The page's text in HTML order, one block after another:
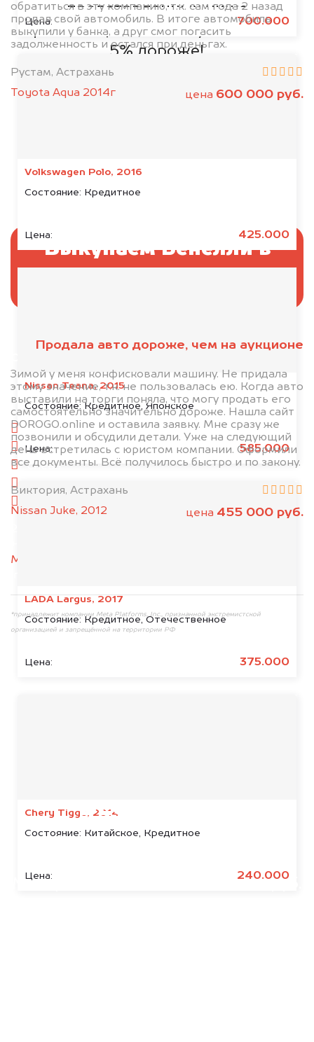
Цена: 700.000
Volkswagen Polo, 2016
Состояние: Кредитное
Цена: 425.000
Nissan Teana, 2015
Состояние: Кредитное, Японское
Цена: 585.000
LADA Largus, 2017
Состояние: Кредитное, Отечественное
Цена: 375.000
Chery Tiggo, 2014
Состояние: Китайское, Кредитное
Цена: 240.000
обратиться в эту компанию, т.к. сам года 2 назад
продал свой автомобиль. В итоге автомобиль
выкупили у банка, а друг смог погасить
задолженность и остался при деньгах.
Рустам, Астрахань
Toyota Aqua 2014г
цена 600 000 руб.
Продала авто дороже, чем на аукционе
Зимой у меня конфисковали машину. Не придала
этому значение, т.к. не пользовалась ею. Когда авто
выставили на торги поняла, что могу продать его
самостоятельно значительно дороже. Нашла сайт
DOROGO.online и оставила заявку. Мне сразу же
позвонили и обсудили детали. Уже на следующий
день встретилась с юристом компании. Оформили
все документы. Всё получилось быстро и по закону.
Виктория, Астрахань
Nissan Juke, 2012
цена 455 000 руб.
представленных ниже
организаций, то мы купим его на
5% дороже!
Выкупаем Бенелли в
минуту эксперт-оценщик назовёт сумму.
1. Сфотографируйте машину:
спереди
сзади
слева
MAX
*принадлежит компании Meta Platforms, Inc., признанной экстремистской
организацией и запрещённой на территории РФ
БЕСПЛАТНО
Узнайте стоимость арестованных
Мы купим ваше авто на 20.000 руб.